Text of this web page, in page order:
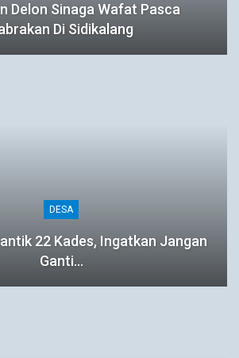
Delon Sinaga Wafat Pasca
Di Sidikalang
DESA
22 Kades, Ingatkan Jangan
Ganti…